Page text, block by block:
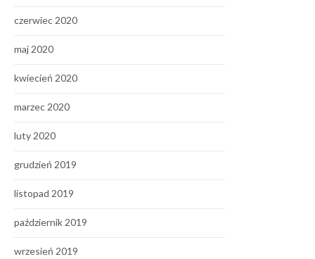
czerwiec 2020
maj 2020
kwiecień 2020
marzec 2020
luty 2020
grudzień 2019
listopad 2019
październik 2019
wrzesień 2019